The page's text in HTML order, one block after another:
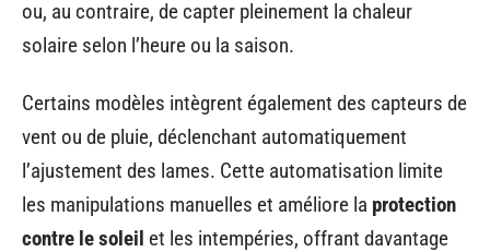
ou, au contraire, de capter pleinement la chaleur
solaire selon l’heure ou la saison.
Certains modèles intègrent également des capteurs de
vent ou de pluie, déclenchant automatiquement
l’ajustement des lames. Cette automatisation limite
les manipulations manuelles et améliore la protection
contre le soleil et les intempéries, offrant davantage